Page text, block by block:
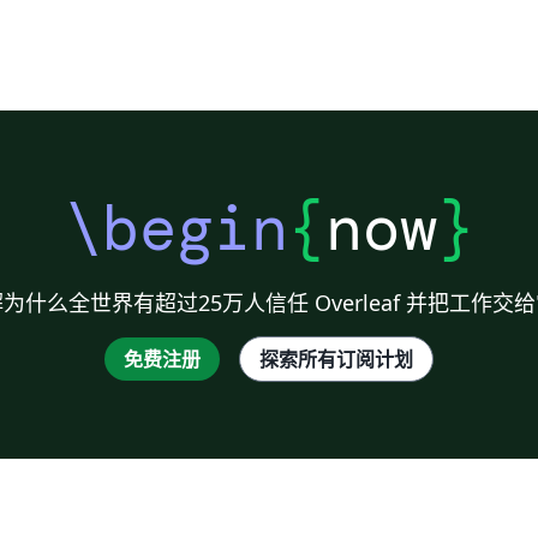
\begin{now}
什么全世界有超过25万人信任 Overleaf 并把工作交
免费注册 探索所有订阅计划